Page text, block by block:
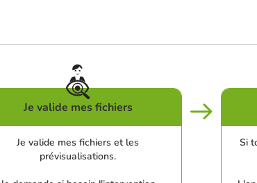
Je valide mes fichiers
Je valide mes fichiers et les
prévisualisations.
Si